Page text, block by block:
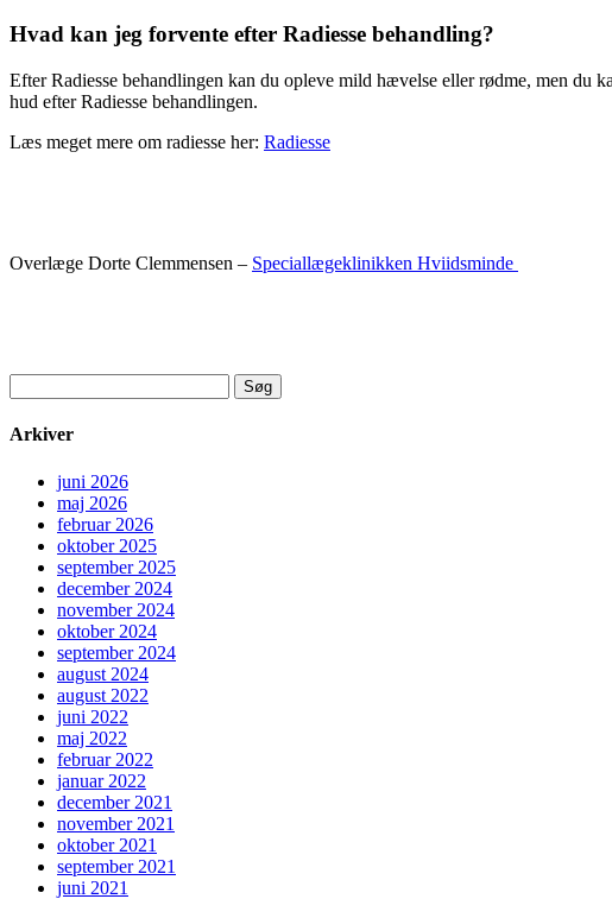
Hvad kan jeg forvente efter Radiesse behandling?
Efter Radiesse behandlingen kan du opleve mild hævelse eller rødme, men du
hud efter Radiesse behandlingen.
Læs meget mere om radiesse her: Radiesse
Overlæge Dorte Clemmensen – Speciallægeklinikken Hviidsminde
efter:
Arkiver
juni 2026
maj 2026
februar 2026
oktober 2025
september 2025
december 2024
november 2024
oktober 2024
september 2024
august 2024
august 2022
juni 2022
maj 2022
februar 2022
januar 2022
december 2021
november 2021
oktober 2021
september 2021
juni 2021